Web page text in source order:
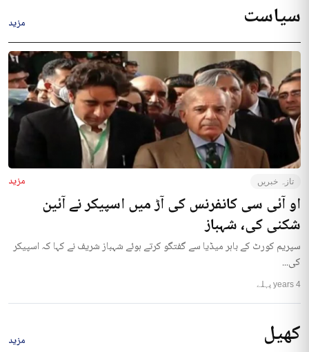
سیاست مزید
تازہ خبریں مزید
او آئی سی کانفرنس کی آڑ میں اسپیکر نے آئین
شکنی کی، شہباز
سپریم کورٹ کے باہر میڈیا سے گفتگو کرتے ہوئے شہباز شریف نے کہا کہ اسپیکر
کی...
4 years پہلے
کھیل مزید